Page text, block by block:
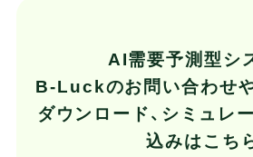
AI需要予測型シ
B-Luckのお問い合わせ
ダウンロード、 シミュレ
込みはこち